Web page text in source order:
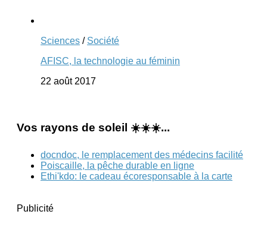
Sciences / Société
AFISC, la technologie au féminin
22 août 2017
Vos rayons de soleil ☀️☀️☀️...
docndoc, le remplacement des médecins facilité
Poiscaille, la pêche durable en ligne
Ethi'kdo: le cadeau écoresponsable à la carte
Publicité